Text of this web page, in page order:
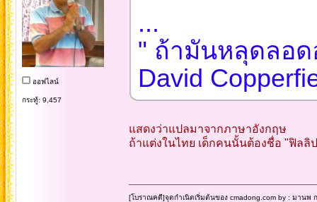
ออฟไลน์
กระทู้: 9,457
...
" ถ้ามันหลุดลอ
David
แสดงว่าแปลมาจากภาษาอังกฤษ
ถ้าแต่งในไทย เด็กคนนั้นต้องชื่อ "ฟิลลิ
[โบราณคดี]จุดกำเนิดเริ่มต้นของ cmadong.com by : มานพ